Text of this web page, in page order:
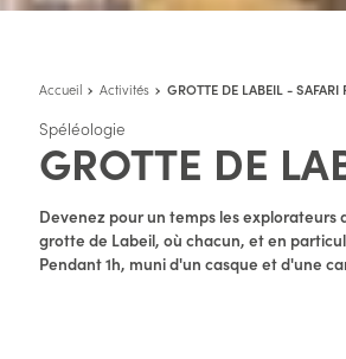
Accueil Activités GROTTE DE LABEIL - SAFARI
Spéléologie
GROTTE DE
Devenez pour un temps les
grotte de Labeil, où chacun, et en
Pendant 1h, muni d'un casque et d'une